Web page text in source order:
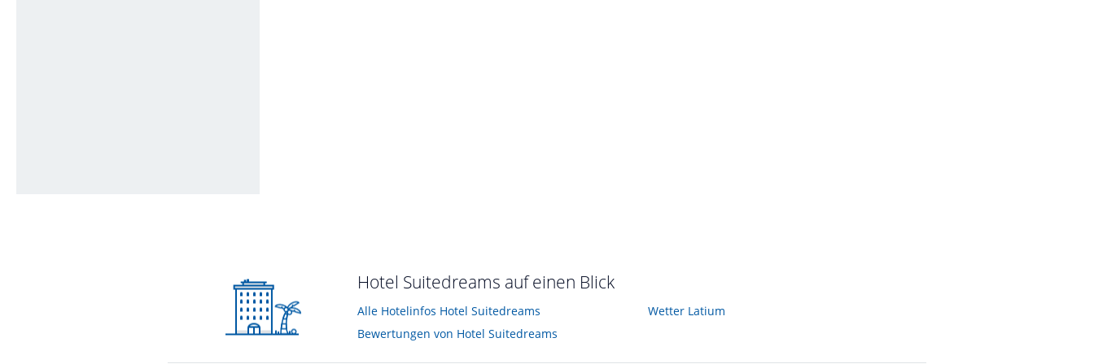
Hotel Suitedreams auf einen Blick
Alle Hotelinfos Hotel Suitedreams
Bewertungen von Hotel Suitedreams
Wetter Latium